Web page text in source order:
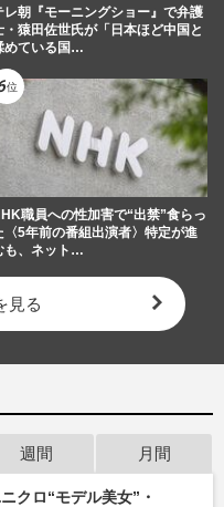
レ朝『モーニングショー』で弁護
・猿田佐世氏が「日本ほど中国と
めている国…
職員への性加害で“出禁”食らっ
〈5年前の番組出演者〉特定が進
も、ネット…
見る
週間 月間
クロ“モデル美女”・